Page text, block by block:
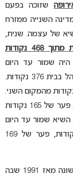
שזוכה בפעם
הייתה המדינה השנייה ממזרח
של עצמה. שנית,
439 נקודות מתוך 468 נקודות
שמור עד היום
לפורטוגל שזכתה באירוויזיון 2017 וקיבלה מהקהל בבית 376 נקודות.
מהמקום השני.
אוקראינה מסיימת את התחרות עם 631 נקודות, פער של 165 נקודות
במקום השני עם 466 נקודות. השיא שמור עד היום
לנורווגיה שניצחה באירוויזיון 2009 עם 387 נקודות, פער של 169
זכייתה של אוקראינה בתחרות היא הפעם הראשונה מאז 1991 שבה